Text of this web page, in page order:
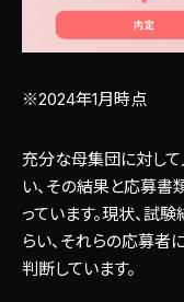
※2024年1月時点
充分な母集団に対し
い、その結果と応募書
っています。現状、試
らい、それらの応募者
判断しています。